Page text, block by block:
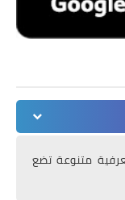
متنوعة تضع